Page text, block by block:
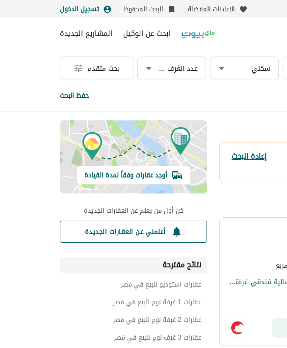
الإعلانات المفضلة البحث المحفوظ تسجيل الدخول
ابحث عن الوكيل المشاريع الجديدة
سكني عدد الغرف & الحمامات بحث متقدم
حفظ البحث
إعادة البحث
خصم 30% متفوتش فرصتك ف سوما باي |شالية فندقي غرفتين |اطلالة بحر وجولف | تشطيب فاخر + تكييفات | مقدم 5% وتقسيط حتى 8 سنوات
أوجد عقارات وفقاً لمدة القيادة
كن أول من يعلم عن العقارات الجديدة
أعلمني عن العقارات الجديدة
نتائج مقترحة
عقارات استوديو للبيع في مَصر
عقارات 1 غرفة نوم للبيع في مَصر
عقارات 2 غرفة نوم للبيع في مَصر
عقارات 3 غرف نوم للبيع في مَصر